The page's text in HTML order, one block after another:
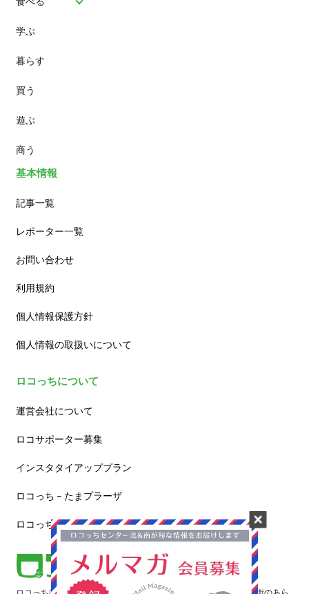
パン
スイーツ
ランチ
カフェ
学ぶ
暮らす
買う
遊ぶ
商う
基本情報
記事一覧
レポーター一覧
お問い合わせ
利用規約
個人情報保護方針
個人情報の取扱いについて
ロコっちについて
運営会社について
ロコサポーター募集
インスタタイアッププラン
ロコっち – たまプラーザ
ロコっち – 新百合ヶ丘